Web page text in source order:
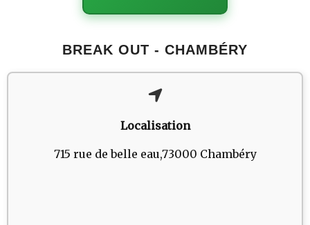
BREAK OUT - CHAMBÉRY
Localisation
715 rue de belle eau,73000 Chambéry